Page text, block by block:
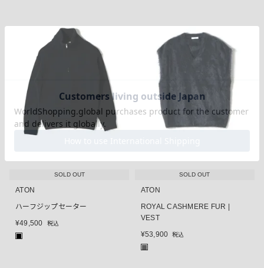
SOLD OUT
ATON
ハーフジップセーター
¥49,500 税込
SOLD OUT
ATON
ROYAL CASHMERE FUR |
VEST
¥53,900 税込